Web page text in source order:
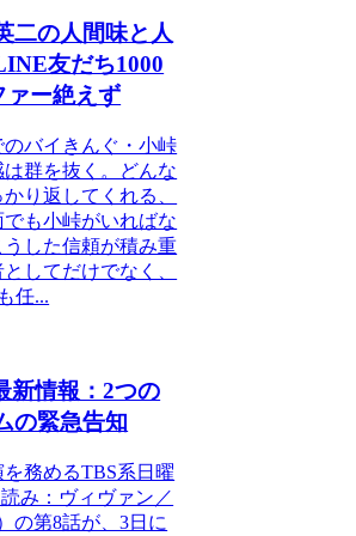
二の人間味と人
友だち1000
ァー絶えず
バイきんぐ・小峠
群を抜く。どんな
り返してくれる、
も小峠がいればな
した信頼が積み重
してだけでなく、
任...
新情報：2つの
の緊急告知
務めるTBS系日曜
み：ヴィヴァン／
の第8話が、3日に